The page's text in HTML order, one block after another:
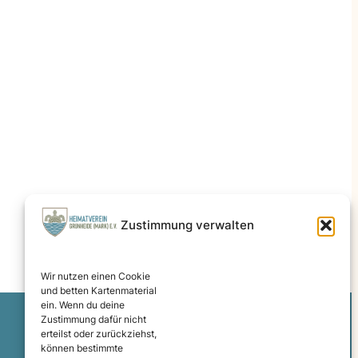
Zustimmung verwalten
Wir nutzen einen Cookie
und betten Kartenmaterial
ein. Wenn du deine
Zustimmung dafür nicht
erteilst oder zurückziehst,
können bestimmte
Impressum